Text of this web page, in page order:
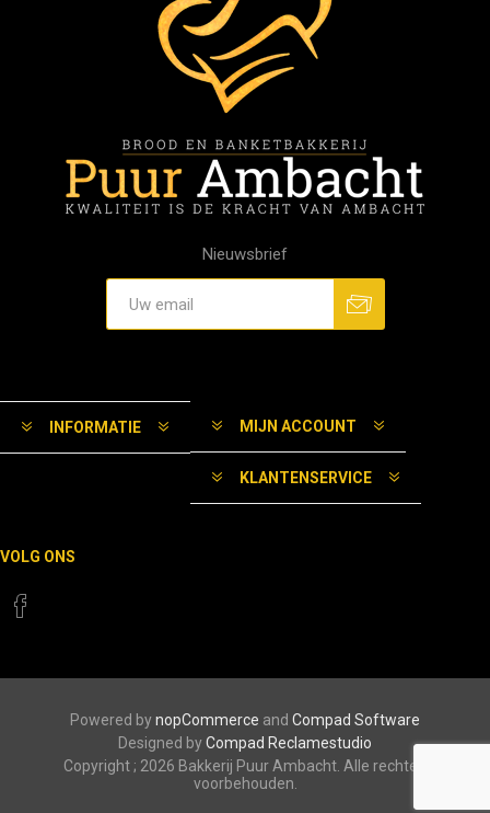
Nieuwsbrief
INFORMATIE MIJN ACCOUNT
KLANTENSERVICE
VOLG ONS
Powered bynopCommerce and Compad Software
Designed byCompad Reclamestudio
Copyright ; 2026 Bakkerij Puur Ambacht. Alle rechten
voorbehouden.